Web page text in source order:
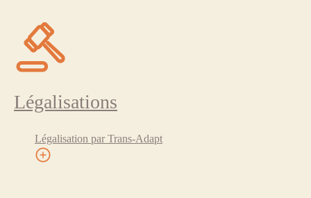
Légalisations
Légalisation par Trans-Adapt